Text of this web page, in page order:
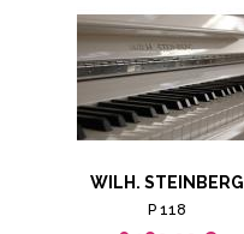
WILH. STEINBERG
P 118